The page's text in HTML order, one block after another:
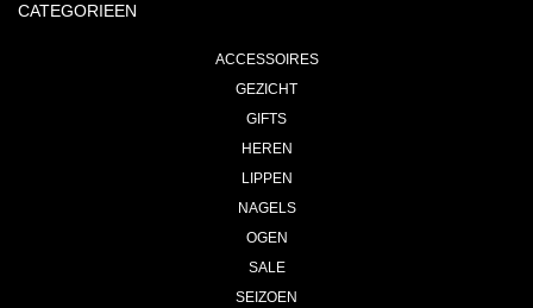
CATEGORIEEN
ACCESSOIRES
GEZICHT
GIFTS
HEREN
LIPPEN
NAGELS
OGEN
SALE
SEIZOEN